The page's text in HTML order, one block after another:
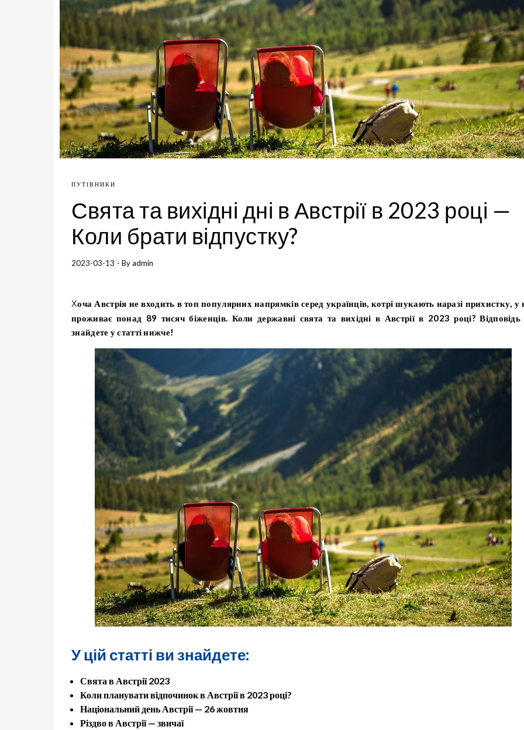
ПУТІВНИКИ
Свята та вихідні дні в Австрії в 2023 році —
Коли брати відпустку?
2023-03-13 - Byadmin
Хоча Австрія не входить в топ популярних напрямків серед українців, котрі шукають наразі прихистку, у ній
проживає понад 89 тисяч біженців. Коли державні свята та вихідні в Австрії в 2023 році?
знайдете у статті нижче!
У цій статті ви знайдете:
Свята в Австрії 2023
Коли планувати відпочинок в Австрії в 2023 році?
Національний день Австрії — 26 жовтня
Різдво в Австрії — звичаї